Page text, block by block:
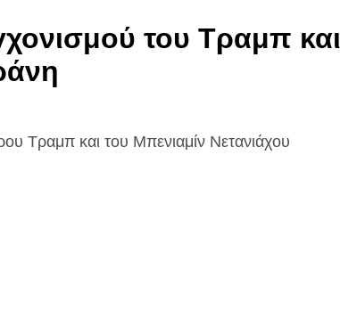
του Τραμπ και
Τραμπ και του Μπενιαμίν Νετανιάχου